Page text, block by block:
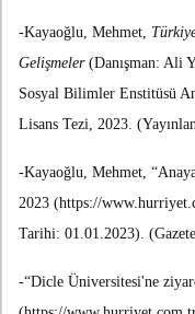
-Kayaoğlu, Mehmet,
Gelişmeler(Danışman: Ali
Sosyal Bilimler Enstitüsü
Lisans Tezi, 2023.
-Kayaoğlu, Mehmet,
2023 (https://
Tarihi: 01.01.2023). (Gazete
-“Dicle Üniversitesi'ne